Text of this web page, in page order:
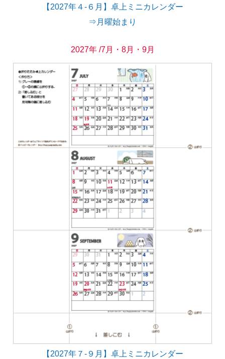
【2027年４-６月】卓上ミニカレンダー
⇒月曜始まり
2027年 /7月・8月・9月
【2027年７-９月】卓上ミニカレンダー